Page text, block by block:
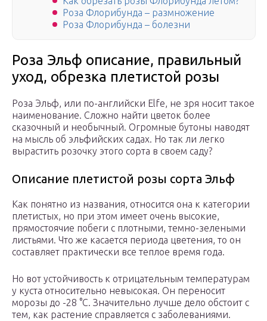
Роза Флорибунда – размножение
Роза Флорибунда – болезни
Роза Эльф описание, правильный
уход, обрезка плетистой розы
Роза Эльф, или по-английски Elfe, не зря носит такое
наименование. Сложно найти цветок более
сказочный и необычный. Огромные бутоны наводят
на мысль об эльфийских садах. Но так ли легко
вырастить розочку этого сорта в своем саду?
Описание плетистой розы сорта Эльф
Как понятно из названия, относится она к категории
плетистых, но при этом имеет очень высокие,
прямостоячие побеги с плотными, темно-зелеными
листьями. Что же касается периода цветения, то он
составляет практически все теплое время года.
Но вот устойчивость к отрицательным температурам
у куста относительно невысокая. Он переносит
морозы до -28 °C. Значительно лучше дело обстоит с
тем, как растение справляется с заболеваниями.